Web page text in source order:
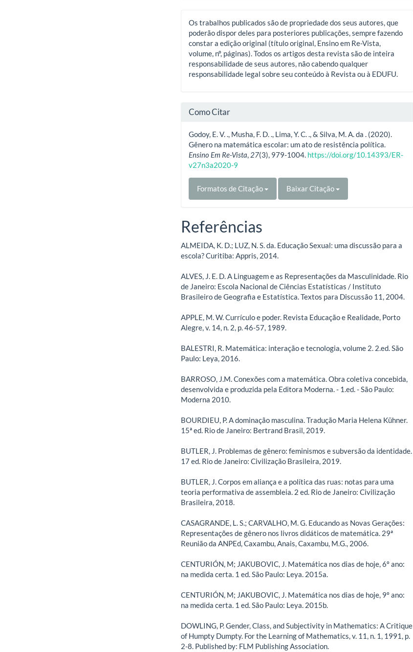
Os trabalhos publicados são de propriedade dos seus autores, que
poderão dispor deles para posteriores publicações, sempre fazendo
constar a edição original (título original, Ensino em Re-Vista,
volume, nº, páginas). Todos os artigos desta revista são de inteira
responsabilidade de seus autores, não cabendo qualquer
responsabilidade legal sobre seu conteúdo à Revista ou à EDUFU.
Como Citar
Godoy, E. V. ., Musha, F. D. ., Lima, Y. C. ., & Silva, M. A. da . (2020).
Gênero na matemática escolar: um ato de resistência política.
Ensino Em Re-Vista, 27(3), 979-1004. https://doi.org/10.14393/ER-
v27n3a2020-9
Formatos de Citação Baixar Citação
Referências
ALMEIDA, K. D.; LUZ, N. S. da. Educação Sexual: uma discussão para a
escola? Curitiba: Appris, 2014.
ALVES, J. E. D. A Linguagem e as Representações da Masculinidade. Rio
de Janeiro: Escola Nacional de Ciências Estatísticas / Instituto
Brasileiro de Geografia e Estatística. Textos para Discussão 11, 2004.
APPLE, M. W. Currículo e poder. Revista Educação e Realidade, Porto
Alegre, v. 14, n. 2, p. 46-57, 1989.
BALESTRI, R. Matemática: interação e tecnologia, volume 2. 2.ed. São
Paulo: Leya, 2016.
BARROSO, J.M. Conexões com a matemática. Obra coletiva concebida,
desenvolvida e produzida pela Editora Moderna. - 1.ed. - São Paulo:
Moderna 2010.
BOURDIEU, P. A dominação masculina. Tradução Maria Helena Kühner.
15ª ed. Rio de Janeiro: Bertrand Brasil, 2019.
BUTLER, J. Problemas de gênero: feminismos e subversão da identidade.
17 ed. Rio de Janeiro: Civilização Brasileira, 2019.
BUTLER, J. Corpos em aliança e a política das ruas: notas para uma
teoria performativa de assembleia. 2 ed. Rio de Janeiro: Civilização
Brasileira, 2018.
CASAGRANDE, L. S.; CARVALHO, M. G. Educando as Novas Gerações:
Representações de gênero nos livros didáticos de matemática. 29ª
Reunião da ANPEd, Caxambu, Anais, Caxambu, M.G., 2006.
CENTURIÓN, M; JAKUBOVIC, J. Matemática nos dias de hoje, 6º ano:
na medida certa. 1 ed. São Paulo: Leya. 2015a.
CENTURIÓN, M; JAKUBOVIC, J. Matemática nos dias de hoje, 9º ano:
na medida certa. 1 ed. São Paulo: Leya. 2015b.
DOWLING, P. Gender, Class, and Subjectivity in Mathematics: A Critique
of Humpty Dumpty. For the Learning of Mathematics, v. 11, n. 1, 1991, p.
2-8. Published by: FLM Publishing Association.